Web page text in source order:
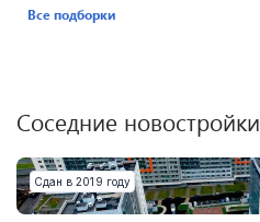
Все подборки
Соседние новостройки
Сдан в 2019 году